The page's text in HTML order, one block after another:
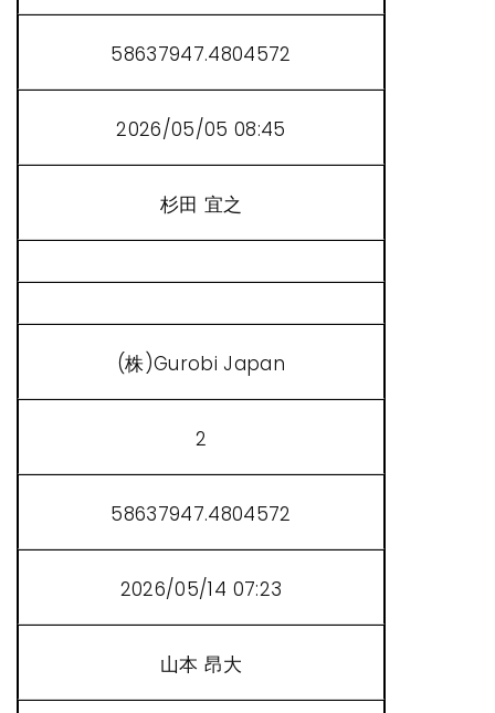
58637947.4804572
2026/05/05 08:45
杉田 宜之
(株)Gurobi Japan
2
58637947.4804572
2026/05/14 07:23
山本 昂大